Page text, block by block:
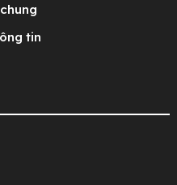
tin